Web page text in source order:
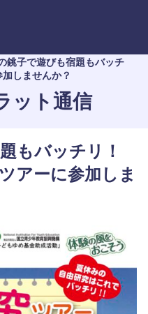
銚子で遊びも宿題もバッチ
しませんか？
ット通信
もバッチリ！
アーに参加しま